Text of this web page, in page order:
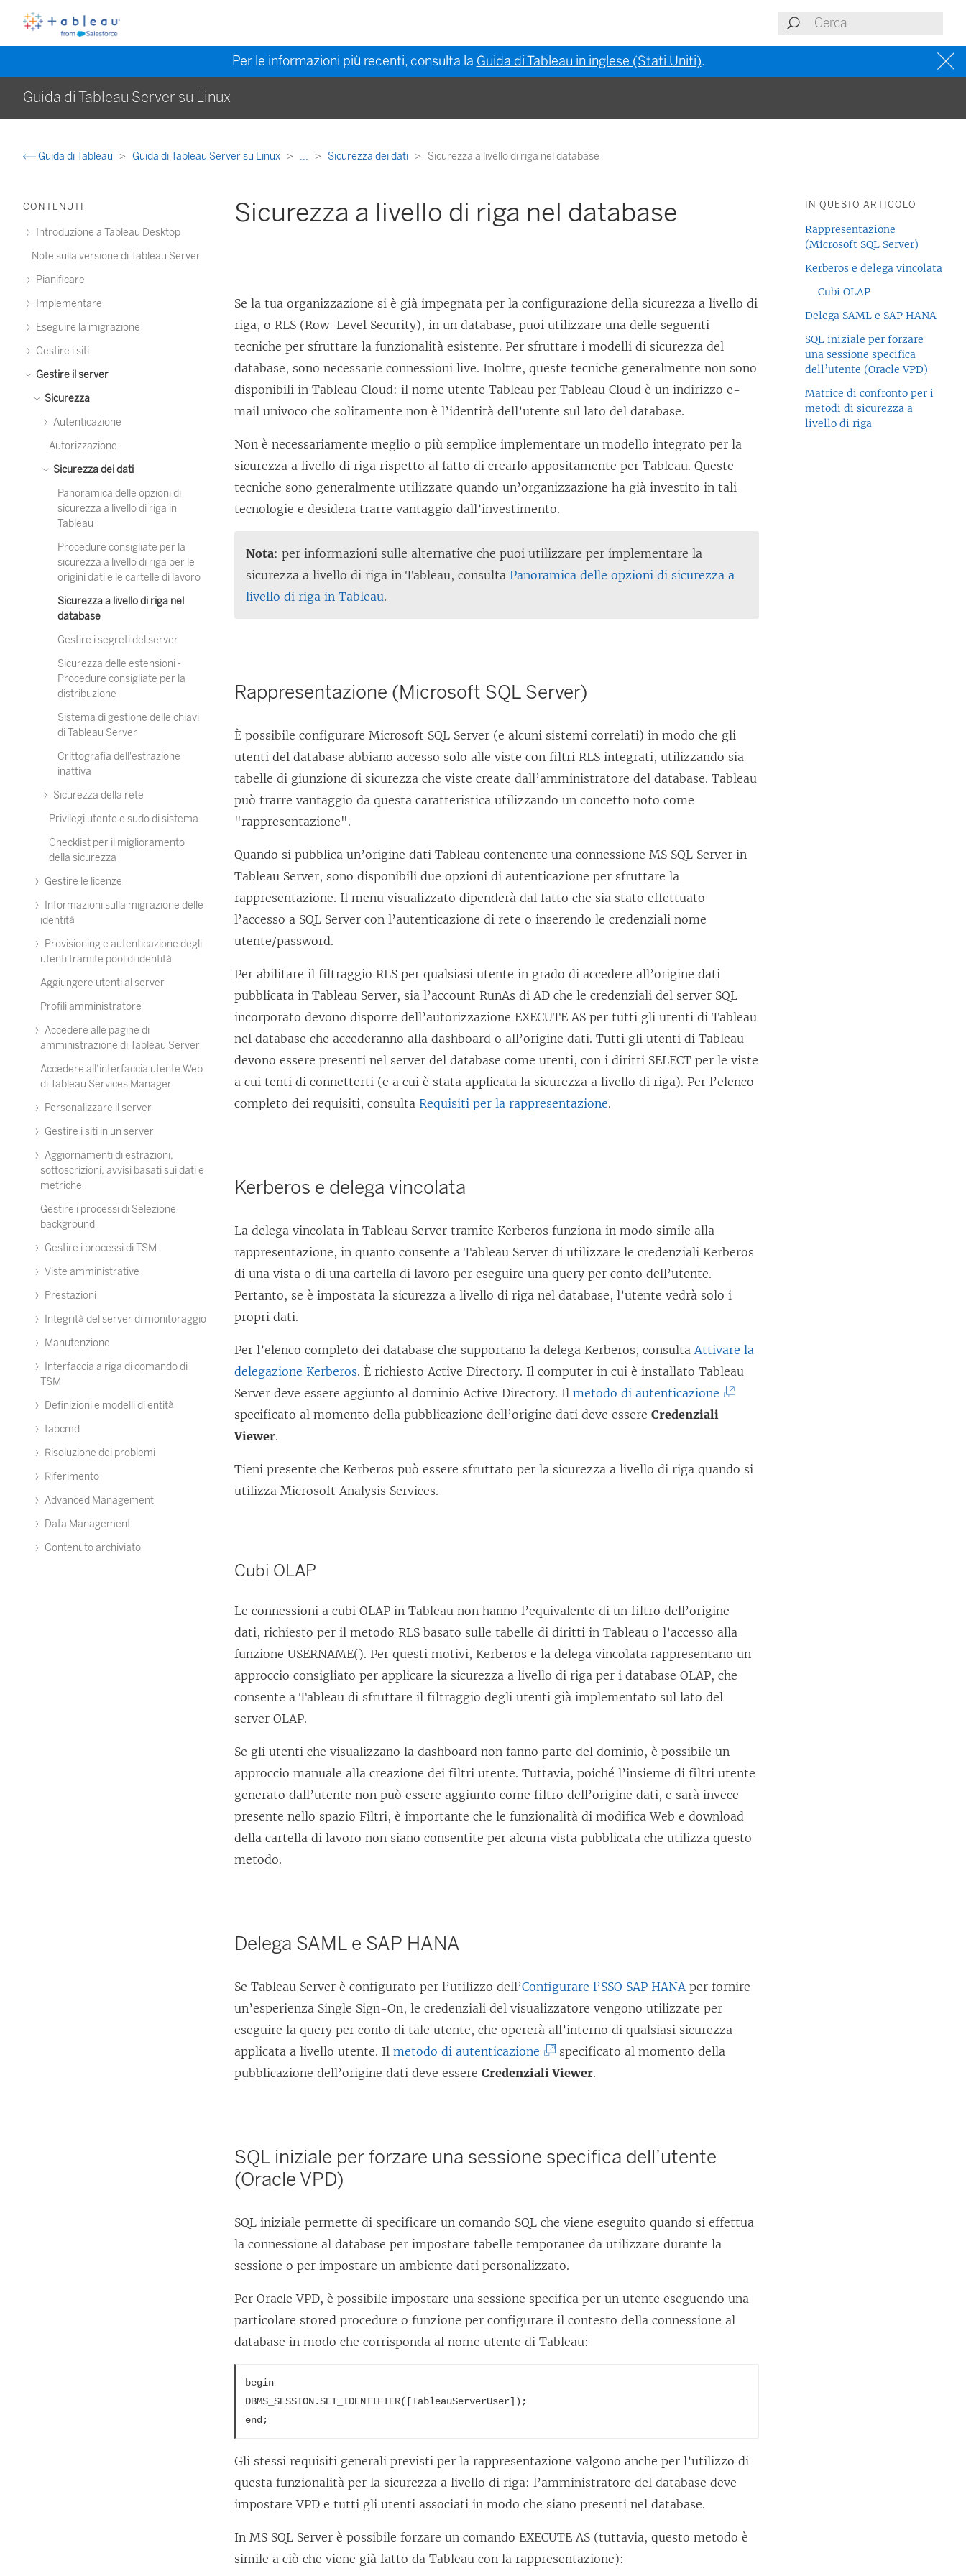
Per le informazioni più recenti, consulta la Guida di Tableau in inglese (Stati Uniti).
Guida di Tableau Server su Linux
Guida di Tableau Guida di Tableau Server su Linux ... Sicurezza dei dati Sicurezza a livello di riga nel database
CONTENUTI
Introduzione a Tableau Desktop
Note sulla versione di Tableau Server
Pianificare
Implementare
Eseguire la migrazione
Gestire i siti
Gestire il server
Sicurezza
Autenticazione
Autorizzazione
Sicurezza dei dati
Panoramica delle opzioni di
sicurezza a livello di riga in
Tableau
Procedure consigliate per la
sicurezza a livello di riga per le
origini dati e le cartelle di lavoro
Sicurezza a livello di riga nel
database
Gestire i segreti del server
Sicurezza delle estensioni -
Procedure consigliate per la
distribuzione
Sistema di gestione delle chiavi
di Tableau Server
Crittografia dell'estrazione
inattiva
Sicurezza della rete
Privilegi utente e sudo di sistema
Checklist per il miglioramento
della sicurezza
Gestire le licenze
Informazioni sulla migrazione delle
identità
Provisioning e autenticazione degli
utenti tramite pool di identità
Aggiungere utenti al server
Profili amministratore
Accedere alle pagine di
amministrazione di Tableau Server
Accedere all’interfaccia utente Web
di Tableau Services Manager
Personalizzare il server
Gestire i siti in un server
Aggiornamenti di estrazioni,
sottoscrizioni, avvisi basati sui dati e
metriche
Gestire i processi di Selezione
background
Gestire i processi di TSM
Viste amministrative
Prestazioni
Integrità del server di monitoraggio
Manutenzione
Interfaccia a riga di comando di
TSM
Definizioni e modelli di entità
tabcmd
Risoluzione dei problemi
Riferimento
Advanced Management
Data Management
Contenuto archiviato
Sicurezza a livello di riga nel database
Se la tua organizzazione si è già impegnata per la configurazione della sicurezza a livello di
riga, o RLS (Row-Level Security), in un database, puoi utilizzare una delle seguenti
tecniche per sfruttare la funzionalità esistente. Per sfruttare i modelli di sicurezza del
database, sono necessarie connessioni live. Inoltre, queste tecniche generalmente non sono
disponibili in Tableau Cloud: il nome utente Tableau perTableau Cloud è un indirizzo e-
mail univoco che solitamente non è l’identità dell’utente sul lato del database.
Non è necessariamente meglio o più semplice implementare un modello integrato per la
sicurezza a livello di riga rispetto al fatto di crearlo appositamente per Tableau. Queste
tecniche sono generalmente utilizzate quando un’organizzazione ha già investito in tali
tecnologie e desidera trarre vantaggio dall’investimento.
Nota: per informazioni sulle alternative che puoi utilizzare per implementare la
sicurezza a livello di riga in Tableau, consultaPanoramica delle opzioni di sicurezza a
livello di riga in Tableau.
Rappresentazione (Microsoft SQL Server)
È possibile configurare Microsoft SQL Server (e alcuni sistemi correlati) in modo che gli
utenti del database abbiano accesso solo alle viste con filtri RLS integrati, utilizzando sia
tabelle di giunzione di sicurezza che viste create dall’amministratore del database. Tableau
può trarre vantaggio da questa caratteristica utilizzando un concetto noto come
"rappresentazione".
Quando si pubblica un’origine dati Tableau contenente una connessione MS SQL Server in
Tableau Server, sono disponibili due opzioni di autenticazione per sfruttare la
rappresentazione. Il menu visualizzato dipenderà dal fatto che sia stato effettuato
l’accesso a SQL Server con l’autenticazione di rete o inserendo le credenziali nome
utente/password.
Per abilitare il filtraggio RLS per qualsiasi utente in grado di accedere all’origine dati
pubblicata in Tableau Server, sia l’account RunAs di AD che le credenziali del server SQL
incorporato devono disporre dell’autorizzazione EXECUTE AS per tutti gli utenti di Tableau
nel database che accederanno alla dashboard o all’origine dati. Tutti gli utenti di Tableau
devono essere presenti nel server del database come utenti, con i diritti SELECT per le viste
a cui tenti di connetterti (e a cui è stata applicata la sicurezza a livello di riga). Per l’elenco
completo dei requisiti, consultaRequisiti per la rappresentazione.
Kerberos e delega vincolata
La delega vincolata in Tableau Server tramite Kerberos funziona in modo simile alla
rappresentazione, in quanto consente a Tableau Server di utilizzare le credenziali Kerberos
di una vista o di una cartella di lavoro per eseguire una query per conto dell’utente.
Pertanto, se è impostata la sicurezza a livello di riga nel database, l’utente vedrà solo i
propri dati.
Per l’elenco completo dei database che supportano la delega Kerberos, consultaAttivare la
delegazione Kerberos. È richiesto Active Directory. Il computer in cui è installato Tableau
Server deve essere aggiunto al dominio Active Directory. Ilmetodo di autenticazione (
m
e
n
t
o
e
n
e
a
p
r
a
specificato al momento della pubblicazione dell’origine dati deve essereCredenziali
Viewer.
Tieni presente che Kerberos può essere sfruttato per la sicurezza a livello di riga quando si
utilizza Microsoft Analysis Services.
Cubi OLAP
Le connessioni a cubi OLAP in Tableau non hanno l’equivalente di un filtro dell’origine
dati, richiesto per il metodo RLS basato sulle tabelle di diritti in Tableau o l’accesso alla
funzione USERNAME(). Per questi motivi, Kerberos e la delega vincolata rappresentano un
approccio consigliato per applicare la sicurezza a livello di riga per i database OLAP, che
consente a Tableau di sfruttare il filtraggio degli utenti già implementato sul lato del
server OLAP.
Se gli utenti che visualizzano la dashboard non fanno parte del dominio, è possibile un
approccio manuale alla creazione dei filtri utente. Tuttavia, poiché l’insieme di filtri utente
generato dall’utente non può essere aggiunto come filtro dell’origine dati, e sarà invece
presente nello spazio Filtri, è importante che le funzionalità di modifica Web e download
della cartella di lavoro non siano consentite per alcuna vista pubblicata che utilizza questo
metodo.
Delega SAML e SAP HANA
Se Tableau Server è configurato per l’utilizzo dell’Configurare l’SSO SAP HANAper fornire
un’esperienza Single Sign-On, le credenziali del visualizzatore vengono utilizzate per
eseguire la query per conto di tale utente, che opererà all’interno di qualsiasi sicurezza
applicata a livello utente. Ilmetodo di autenticazione (
I
l
g
a
m
e
a
p
specificato al momento della
pubblicazione dell’origine dati deve essereCredenziali Viewer.
SQL iniziale per forzare una sessione specifica dell’utente
(Oracle VPD)
SQL iniziale permette di specificare un comando SQL che viene eseguito quando si effettua
la connessione al database per impostare tabelle temporanee da utilizzare durante la
sessione o per impostare un ambiente dati personalizzato.
Per Oracle VPD, è possibile impostare una sessione specifica per un utente eseguendo una
particolare stored procedure o funzione per configurare il contesto della connessione al
database in modo che corrisponda al nome utente di Tableau:
begin
DBMS_SESSION.SET_IDENTIFIER([TableauServerUser]);
end;
Gli stessi requisiti generali previsti per la rappresentazione valgono anche per l’utilizzo di
questa funzionalità per la sicurezza a livello di riga: l’amministratore del database deve
impostare VPD e tutti gli utenti associati in modo che siano presenti nel database.
In MS SQL Server è possibile forzare un comando EXECUTE AS (tuttavia, questo metodo è
simile a ciò che viene già fatto da Tableau con la rappresentazione):
IN QUESTO ARTICOLO
Rappresentazione
(Microsoft SQL Server)
Kerberos e delega vincolata
Cubi OLAP
Delega SAML e SAP HANA
SQL iniziale per forzare
una sessione specifica
dell’utente (Oracle VPD)
Matrice di confronto per i
metodi di sicurezza a
livello di riga